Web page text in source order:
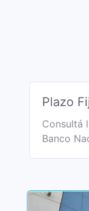
Plazo
Consultá
Banco